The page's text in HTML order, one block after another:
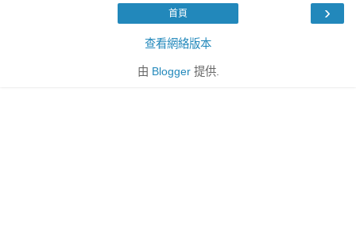
›
首頁
查看網絡版本
由 Blogger提供.